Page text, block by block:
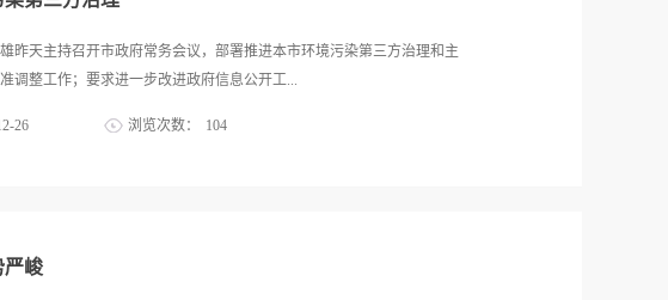
议，对地震灾区环境应急工作提出了具体要求，明确指示一要确保灾区
二要确保灾区污染源、放射源安全。 受周生贤委托，吴晓青在地震
协调当地环保部门开展环境应急相关工作。 8月7日，在云南省环境
南省环境监测中心站，吴晓青深入应急监测仪器室和多个仪器分析室，
昨天主持召开市政府常务会议，部署推进本市环境污染第三方治理和主
调整工作；要求进一步改进政府信息公开工...
动环保产业发展的结合点，以污染治理“市场化、专业化、产业化”为导
者负责、第三方治理、政府监管、社会监督，排污者和第三方治理企业
-26 浏览次数： 104
严峻